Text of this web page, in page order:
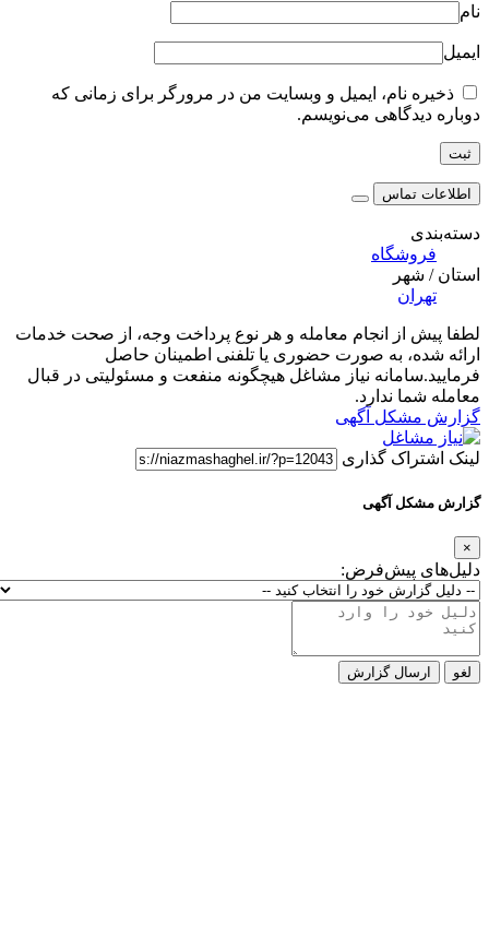
نام
ایمیل
ذخیره نام، ایمیل و وبسایت من در مرورگر برای زمانی که
دوباره دیدگاهی می‌نویسم.
اطلاعات تماس
دسته‌بندی
فروشگاه
استان / شهر
تهران
لطفا پیش از انجام معامله و هر نوع پرداخت وجه، از صحت خدمات
ارائه شده، به صورت حضوری یا تلفنی اطمینان حاصل
فرمایید.سامانه نیاز مشاغل هیچگونه منفعت و مسئولیتی در قبال
معامله شما ندارد.
گزارش مشکل آگهی
لینک اشتراک گذاری
گزارش مشکل آگهی
×
دلیل‌های پیش‌فرض:
لغو ارسال گزارش